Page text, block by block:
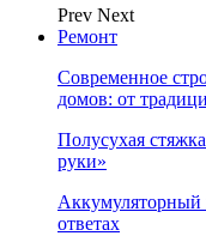
Prev Next
Ремонт
Современное
домов: от
Полусухая
руки»
Аккумуляторный
ответах